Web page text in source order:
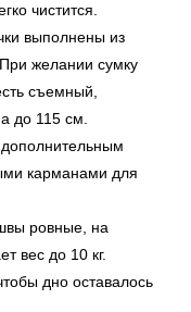
чистится.
выполнены из
желании сумку
съемный,
до 115 см.
карманами для
ровные, на
вес до 10 кг.
дно оставалось